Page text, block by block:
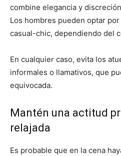
combine elegancia y
Los hombres pueden optar
casual-chic, dependiendo del
En cualquier caso, evita los
informales o llamativos, que
equivocada.
Mantén una actitud
relajada
Es probable que en la cena